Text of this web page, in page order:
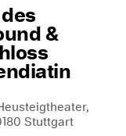
&
Stuttgart